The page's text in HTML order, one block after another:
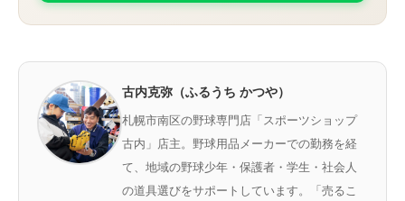
古内克弥（ふるうち かつや）
札幌市南区の野球専門店「スポーツショップ
古内」店主。野球用品メーカーでの勤務を経
て、地域の野球少年・保護者・学生・社会人
の道具選びをサポートしています。「売るこ